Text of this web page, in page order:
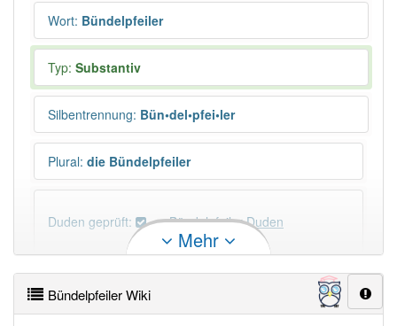
Wort: Bündelpfeiler
Typ: Substantiv
Silbentrennung: Bün•del•pfei•ler
Plural: die Bündelpfeiler
Duden geprüft: Bündelpfeiler Duden
×
Wörter, die mit "-ler" enden, haben fast immer
Mehr
Bündelpfeiler Wiki